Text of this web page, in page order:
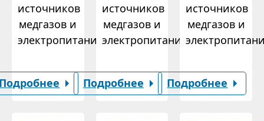
источников
медгазов и
электропитания.
источников
медгазов и
электропитания.
Подробнее
источников
медгазов и
Подробнее